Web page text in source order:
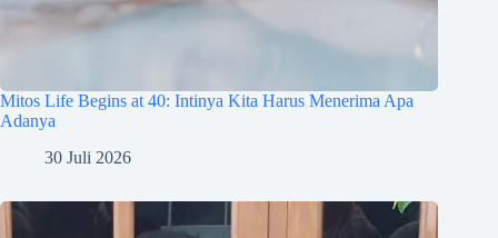
Mitos Life Begins at 40: Intinya Kita Harus Menerima Apa
Adanya
30 Juli 2026